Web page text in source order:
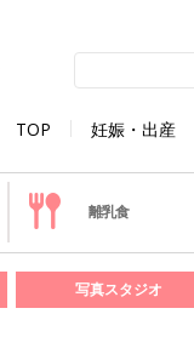
TOP 妊娠・出産
離乳食
写真スタジオ